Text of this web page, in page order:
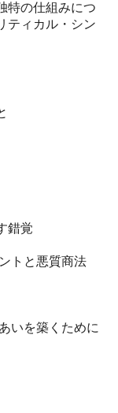
特の仕組みにつ
ティカル・シン
錯覚
トと悪質商法
いを築くために